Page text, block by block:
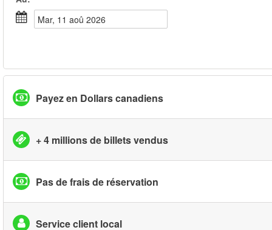
mar, 11 aoû 2026
Payez en Dollars canadiens
+ 4 millions de billets vendus
Pas de frais de réservation
Service client local